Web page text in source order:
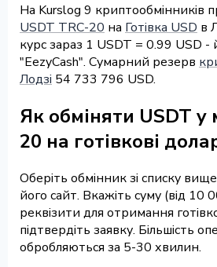
На Kurslog 9 криптообмінників
USDT TRC-20 на Готівка USD в
курс зараз 1 USDT = 0.99 USD -
"EezyCash". Сумарний резерв
Лодзі 54 733 796 USD.
Як обміняти USDT у
20 на готівкові
Оберіть обмінник зі списку
його сайт. Вкажіть суму (від 10
реквізити для отримання
підтвердіть заявку. Більшість
обробляються за 5-30 хвилин.